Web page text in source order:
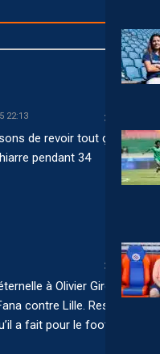
22:13
de revoir tout ça!
pendant 34
à Olivier Giroud
contre Lille. Respect
a fait pour le foot à